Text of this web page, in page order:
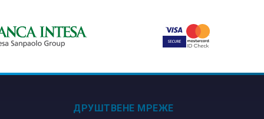
ДРУШТВЕНЕ МРЕЖЕ